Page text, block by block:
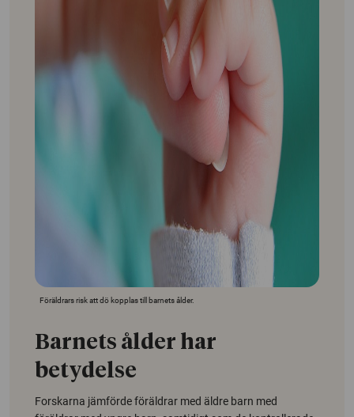
Föräldrars risk att dö kopplas till barnets ålder.
Barnets ålder har
betydelse
Forskarna jämförde föräldrar med äldre barn med